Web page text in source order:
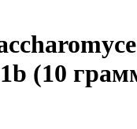
(10